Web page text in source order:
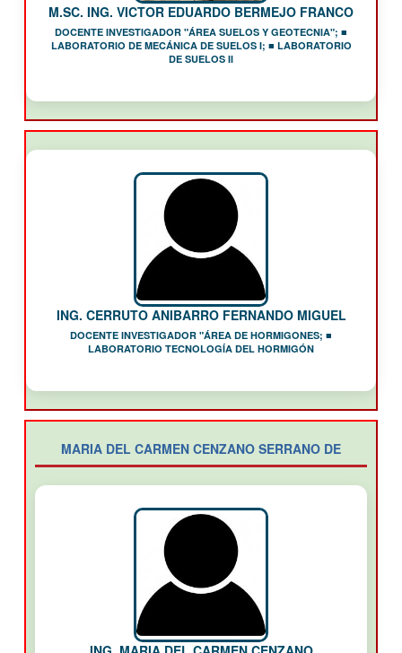
M.SC. ING. VICTOR EDUARDO BERMEJO FRANCO
DOCENTE INVESTIGADOR "ÁREA SUELOS Y GEOTECNIA"; ■
LABORATORIO DE MECÁNICA DE SUELOS I; ■ LABORATORIO
DE SUELOS II
ING. CERRUTO ANIBARRO FERNANDO MIGUEL
DOCENTE INVESTIGADOR "ÁREA DE HORMIGONES; ■
LABORATORIO TECNOLOGÍA DEL HORMIGÓN
MARIA DEL CARMEN CENZANO SERRANO DE